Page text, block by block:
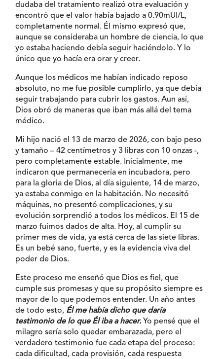
dudaba del tratamiento realizó otra evaluación y
encontró que el valor había bajado a 0.90mUI/L,
completamente normal. Él mismo expresó que,
aunque se consideraba un hombre de ciencia, lo que
yo estaba haciendo debía seguir haciéndolo. Y lo
único que yo hacía era orar y creer.
Aunque los médicos me habían indicado reposo
absoluto, no me fue posible cumplirlo, ya que debía
seguir trabajando para cubrir los gastos. Aun así,
Dios obró de maneras que iban más allá del tema
médico.
Mi hijo nació el 13 de marzo de 2026, con bajo peso
y tamaño – 42 centímetros y 3 libras con 10 onzas -,
pero completamente estable. Inicialmente, me
indicaron que permanecería en incubadora, pero
para la gloria de Dios, al día siguiente, 14 de marzo,
ya estaba conmigo en la habitación. No necesitó
máquinas, no presentó complicaciones, y su
evolución sorprendió a todos los médicos. El 15 de
marzo fuimos dados de alta. Hoy, al cumplir su
primer mes de vida, ya está cerca de las siete libras.
Es un bebé sano, fuerte, y es la evidencia viva del
poder de Dios.
Este proceso me enseñó que Dios es fiel, que
cumple sus promesas y que su propósito siempre es
mayor de lo que podemos entender. Un año antes
de todo esto, Él me había dicho que daría
testimonio de lo que Él iba a hacer.Yo pensé que el
milagro sería solo quedar embarazada, pero el
verdadero testimonio fue cada etapa del proceso:
cada dificultad, cada provisión, cada respuesta